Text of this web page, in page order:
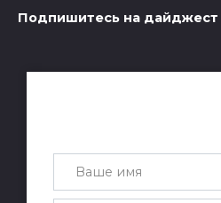
Подпишитесь на дайджест